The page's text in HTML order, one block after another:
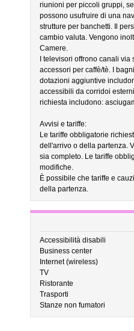
riunioni per piccoli gruppi,
possono usufruire di una
strutture per banchetti. Il
cambio valuta. Vengono
Camere.
I televisori offrono canali
accessori per caffè/tè. I
dotazioni aggiuntive
accessibili da corridoi
richiesta includono:
Avvisi e tariffe:
Le tariffe obbligatorie
dell'arrivo o della partenza.
sia completo. Le tariffe
modifiche.
È possibile che tariffe e
della partenza.
Accessibilità disabili
Business center
Internet (wireless)
TV
Ristorante
Trasporti
Stanze non fumatori